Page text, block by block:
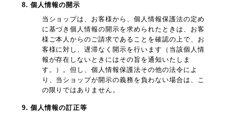
8. 個人情報の開示
当ショップは、お客様から、個人情報保護法の定め
に基づき個人情報の開示を求められたときは、お客
様ご本人からのご請求であることを確認の上で、お
客様に対し、遅滞なく開示を行います（当該個人情
報が存在しないときにはその旨を通知いたしま
す。）。但し、個人情報保護法その他の法令によ
り、当ショップが開示の義務を負わない場合は、こ
の限りではありません。
9. 個人情報の訂正等